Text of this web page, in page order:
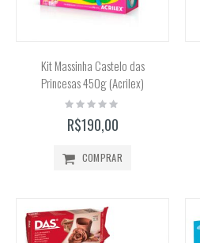
Kit Massinha Castelo das
Princesas 450g (Acrilex)
Rating:
0%
R$190,00
COMPRAR